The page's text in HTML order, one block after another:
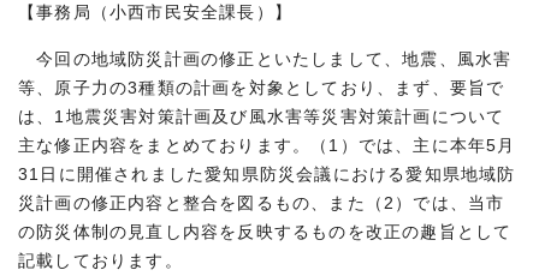
【事務局（小西市民安全課長）】
今回の地域防災計画の修正といたしまして、地震、風水害
等、原子力の3種類の計画を対象としており、まず、要旨で
は、1地震災害対策計画及び風水害等災害対策計画について
主な修正内容をまとめております。（1）では、主に本年5月
31日に開催されました愛知県防災会議における愛知県地域防
災計画の修正内容と整合を図るもの、また（2）では、当市
の防災体制の見直し内容を反映するものを改正の趣旨として
記載しております。